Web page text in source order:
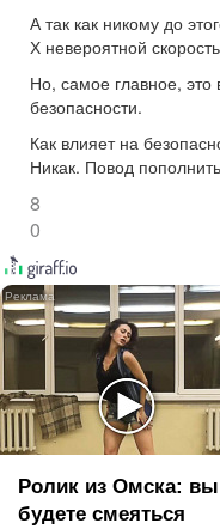
А так как никому до
Х невероятной
Но, самое главное,
безопасности.
Как влияет на
Никак. Повод
8
0
Ролик из Омска: вы
будете смеяться